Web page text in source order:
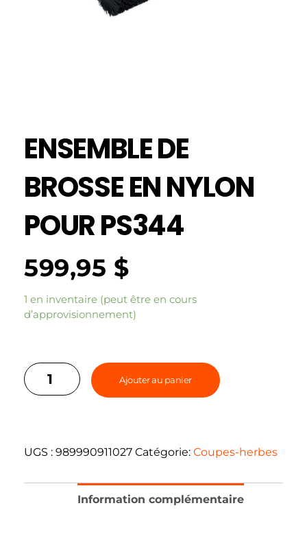
ENSEMBLE DE
BROSSE EN NYLON
POUR PS344
599,95 $
1 en inventaire (peut être en cours
d’approvisionnement)
Ajouter au panier
UGS : 989990911027 Catégorie: Coupes-herbes
Information complémentaire